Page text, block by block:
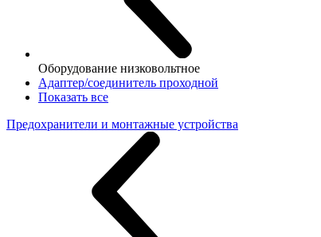
Оборудование низковольтное
Адаптер/соединитель проходной
Показать все
Предохранители и монтажные устройства